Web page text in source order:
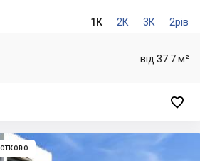
1К 2К 3К 2рів
від 37.7 м²
